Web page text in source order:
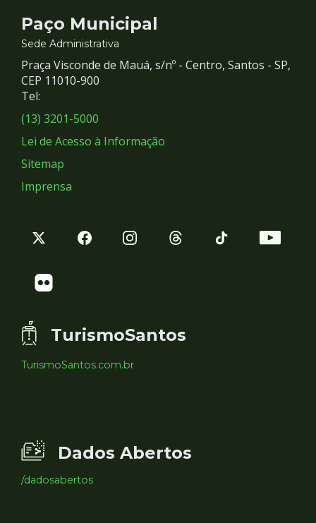
Contato
e
Redes
Sociais
Paço Municipal
Sede Administrativa
Praça Visconde de Mauá, s/nº - Centro, Santos - SP,
CEP 11010-900
Tel:
(13) 3201-5000
Lei de Acesso à Informação
Sitemap
Imprensa
TurismoSantos
TurismoSantos.com.br
Dados Abertos
/dadosabertos